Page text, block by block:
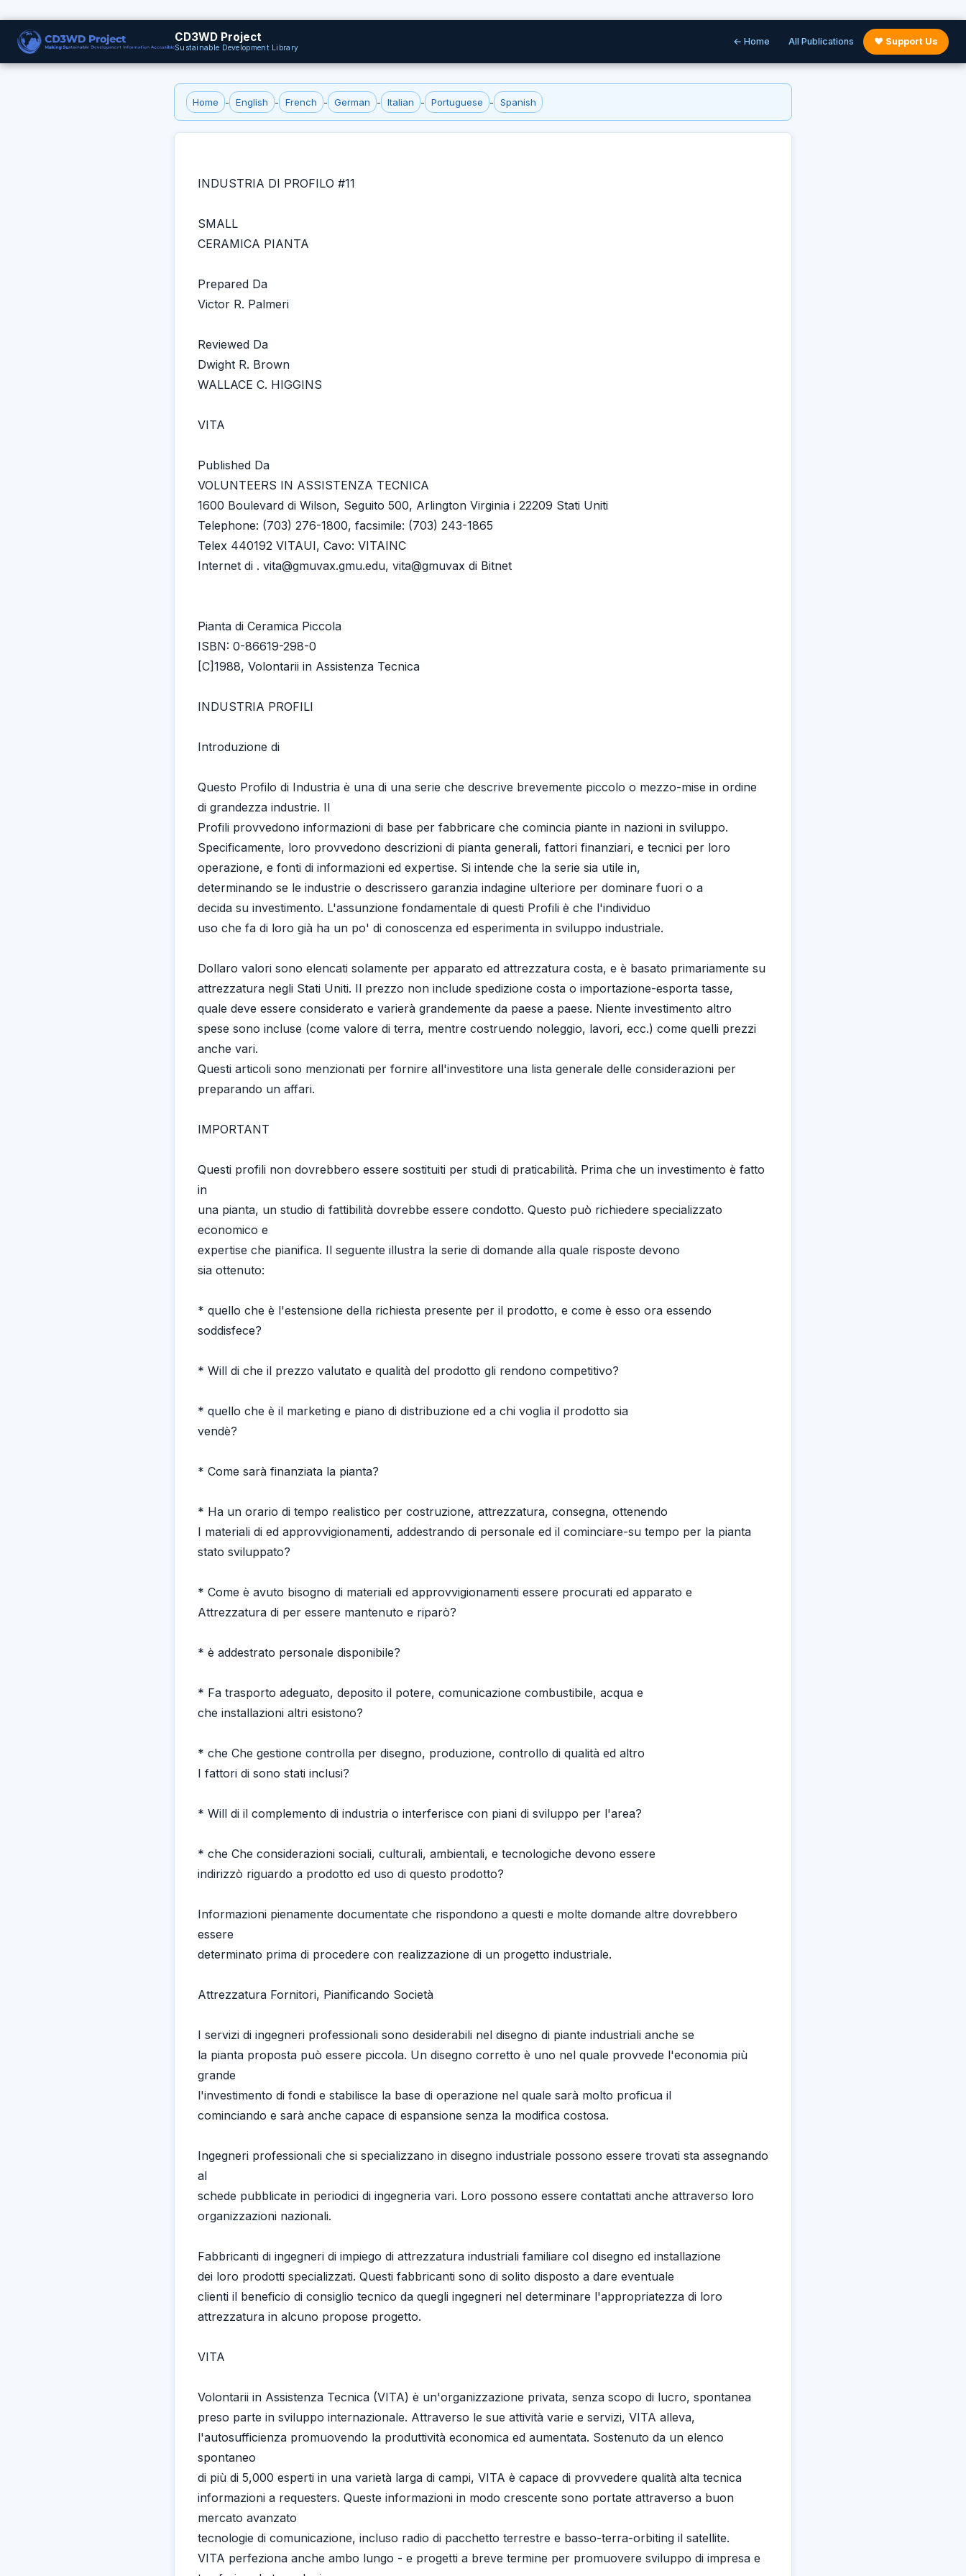
CD3WD Project
Sustainable Development Library
← Home All Publications ♥ Support Us
Home - English - French - German - Italian - Portuguese - Spanish
INDUSTRIA DI PROFILO #11
SMALL
CERAMICA PIANTA
Prepared Da
Victor R. Palmeri
Reviewed Da
Dwight R. Brown
WALLACE C. HIGGINS
VITA
Published Da
VOLUNTEERS IN ASSISTENZA TECNICA
1600 Boulevard di Wilson, Seguito 500, Arlington Virginia i 22209 Stati Uniti
Telephone: (703) 276-1800, facsimile: (703) 243-1865
Telex 440192 VITAUI, Cavo: VITAINC
Internet di . vita@gmuvax.gmu.edu, vita@gmuvax di Bitnet
Pianta di Ceramica Piccola
ISBN: 0-86619-298-0
[C]1988, Volontarii in Assistenza Tecnica
INDUSTRIA PROFILI
Introduzione di
Questo Profilo di Industria è una di una serie che descrive brevemente piccolo o mezzo-mise in ordine
di grandezza industrie. Il
Profili provvedono informazioni di base per fabbricare che comincia piante in nazioni in sviluppo.
Specificamente, loro provvedono descrizioni di pianta generali, fattori finanziari, e tecnici per loro
operazione, e fonti di informazioni ed expertise. Si intende che la serie sia utile in,
determinando se le industrie o descrissero garanzia indagine ulteriore per dominare fuori o a
decida su investimento. L'assunzione fondamentale di questi Profili è che l'individuo
uso che fa di loro già ha un po' di conoscenza ed esperimenta in sviluppo industriale.
Dollaro valori sono elencati solamente per apparato ed attrezzatura costa, e è basato primariamente su
attrezzatura negli Stati Uniti. Il prezzo non include spedizione costa o importazione-esporta tasse,
quale deve essere considerato e varierà grandemente da paese a paese. Niente investimento altro
spese sono incluse (come valore di terra, mentre costruendo noleggio, lavori, ecc.) come quelli prezzi
anche vari.
Questi articoli sono menzionati per fornire all'investitore una lista generale delle considerazioni per
preparando un affari.
IMPORTANT
Questi profili non dovrebbero essere sostituiti per studi di praticabilità. Prima che un investimento è fatto
in
una pianta, un studio di fattibilità dovrebbe essere condotto. Questo può richiedere specializzato
economico e
expertise che pianifica. Il seguente illustra la serie di domande alla quale risposte devono
sia ottenuto:
* quello che è l'estensione della richiesta presente per il prodotto, e come è esso ora essendo
soddisfece?
* Will di che il prezzo valutato e qualità del prodotto gli rendono competitivo?
* quello che è il marketing e piano di distribuzione ed a chi voglia il prodotto sia
vendè?
* Come sarà finanziata la pianta?
* Ha un orario di tempo realistico per costruzione, attrezzatura, consegna, ottenendo
I materiali di ed approvvigionamenti, addestrando di personale ed il cominciare-su tempo per la pianta
stato sviluppato?
* Come è avuto bisogno di materiali ed approvvigionamenti essere procurati ed apparato e
Attrezzatura di per essere mantenuto e riparò?
* è addestrato personale disponibile?
* Fa trasporto adeguato, deposito il potere, comunicazione combustibile, acqua e
che installazioni altri esistono?
* che Che gestione controlla per disegno, produzione, controllo di qualità ed altro
I fattori di sono stati inclusi?
* Will di il complemento di industria o interferisce con piani di sviluppo per l'area?
* che Che considerazioni sociali, culturali, ambientali, e tecnologiche devono essere
indirizzò riguardo a prodotto ed uso di questo prodotto?
Informazioni pienamente documentate che rispondono a questi e molte domande altre dovrebbero
essere
determinato prima di procedere con realizzazione di un progetto industriale.
Attrezzatura Fornitori, Pianificando Società
I servizi di ingegneri professionali sono desiderabili nel disegno di piante industriali anche se
la pianta proposta può essere piccola. Un disegno corretto è uno nel quale provvede l'economia più
grande
l'investimento di fondi e stabilisce la base di operazione nel quale sarà molto proficua il
cominciando e sarà anche capace di espansione senza la modifica costosa.
Ingegneri professionali che si specializzano in disegno industriale possono essere trovati sta assegnando
al
schede pubblicate in periodici di ingegneria vari. Loro possono essere contattati anche attraverso loro
organizzazioni nazionali.
Fabbricanti di ingegneri di impiego di attrezzatura industriali familiare col disegno ed installazione
dei loro prodotti specializzati. Questi fabbricanti sono di solito disposto a dare eventuale
clienti il beneficio di consiglio tecnico da quegli ingegneri nel determinare l'appropriatezza di loro
attrezzatura in alcuno propose progetto.
VITA
Volontarii in Assistenza Tecnica (VITA) è un'organizzazione privata, senza scopo di lucro, spontanea
preso parte in sviluppo internazionale. Attraverso le sue attività varie e servizi, VITA alleva,
l'autosufficienza promuovendo la produttività economica ed aumentata. Sostenuto da un elenco
spontaneo
di più di 5,000 esperti in una varietà larga di campi, VITA è capace di provvedere qualità alta tecnica
informazioni a requesters. Queste informazioni in modo crescente sono portate attraverso a buon
mercato avanzato
tecnologie di comunicazione, incluso radio di pacchetto terrestre e basso-terra-orbiting il satellite.
VITA perfeziona anche ambo lungo - e progetti a breve termine per promuovere sviluppo di impresa e